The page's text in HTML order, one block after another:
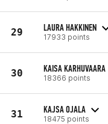
29 LAURA HAKKINEN
17933 points
30 KAISA KARHUVAARA
18366 points
31 KAJSA OJALA
18475 points